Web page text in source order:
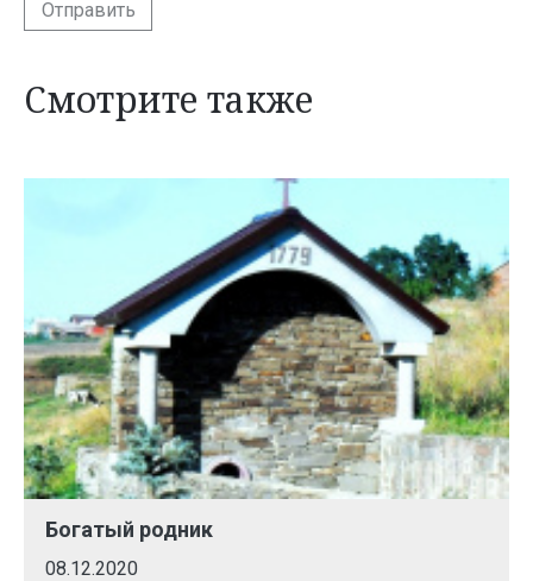
Отправить
Смотрите также
Богатый родник
08.12.2020